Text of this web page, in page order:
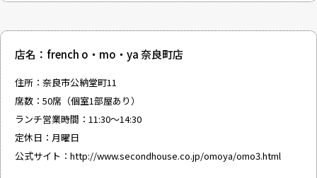
店名：french o・mo・ya 奈良町店
住所：奈良市公納堂町11
席数：50席（個室1部屋あり）
ランチ営業時間：11:30～14:30
定休日：月曜日
公式サイト： http://www.secondhouse.co.jp/omoya/omo3.html